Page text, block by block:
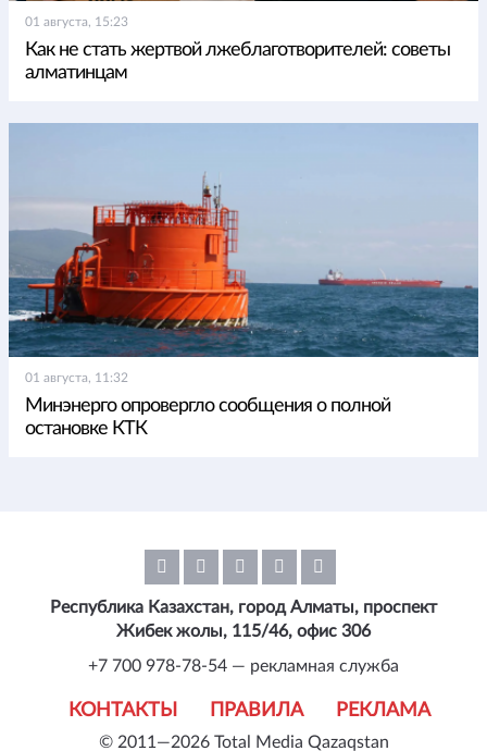
01 августа, 15:23
Как не стать жертвой лжеблаготворителей: советы
алматинцам
01 августа, 11:32
Минэнерго опровергло сообщения о полной
остановке КТК
© 2011—2026 Total Media Qazaqstan
КОНТАКТЫ ПРАВИЛА РЕКЛАМА
Республика Казахстан, город Алматы, проспект
Жибек жолы, 115/46, офис 306
+7 700 978-78-54 — рекламная служба